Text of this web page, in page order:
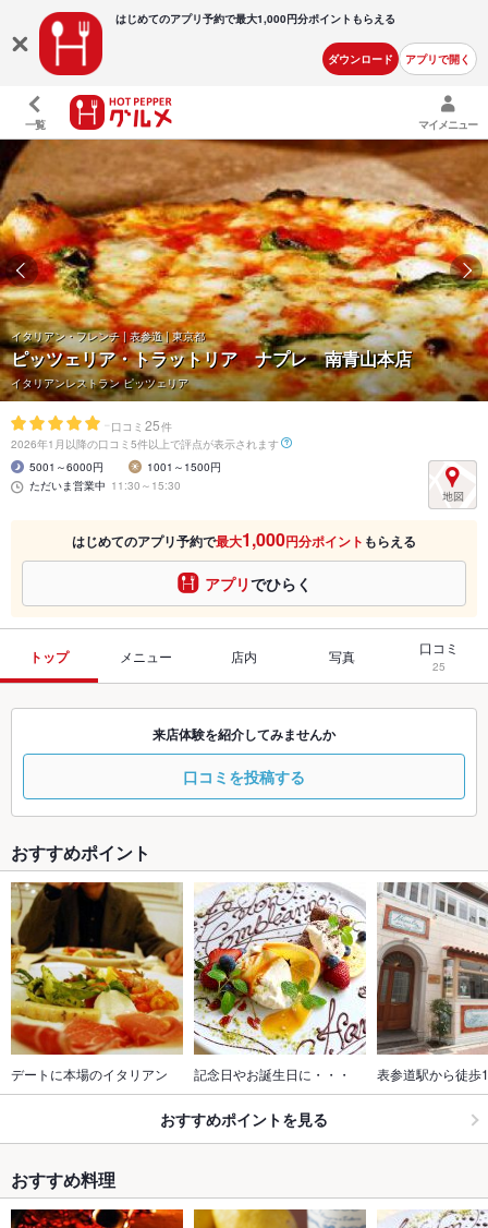
はじめてのアプリ予約で最大1,000円分ポイントもらえる
ダウンロード アプリで開く
一覧 マイメニュー
イタリアン・フレンチ | 表参道 | 東京都
ピッツェリア・トラットリア ナプレ 南青山本店
イタリアンレストラン ピッツェリア
- 口コミ 25件
2026年1月以降の口コミ5件以上で評点が表示されます
5001～6000円
1001～1500円
ただいま営業中 11:30～15:30
はじめてのアプリ予約で最大1,000円分ポイント もらえる
アプリでひらく
トップ メニュー 店内 写真 口コミ
25
来店体験を紹介してみませんか
口コミを投稿する
おすすめポイント
デートに本場のイタリアン 記念日やお誕生日に・・・ 表参道駅から徒歩
おすすめポイントを見る
おすすめ料理